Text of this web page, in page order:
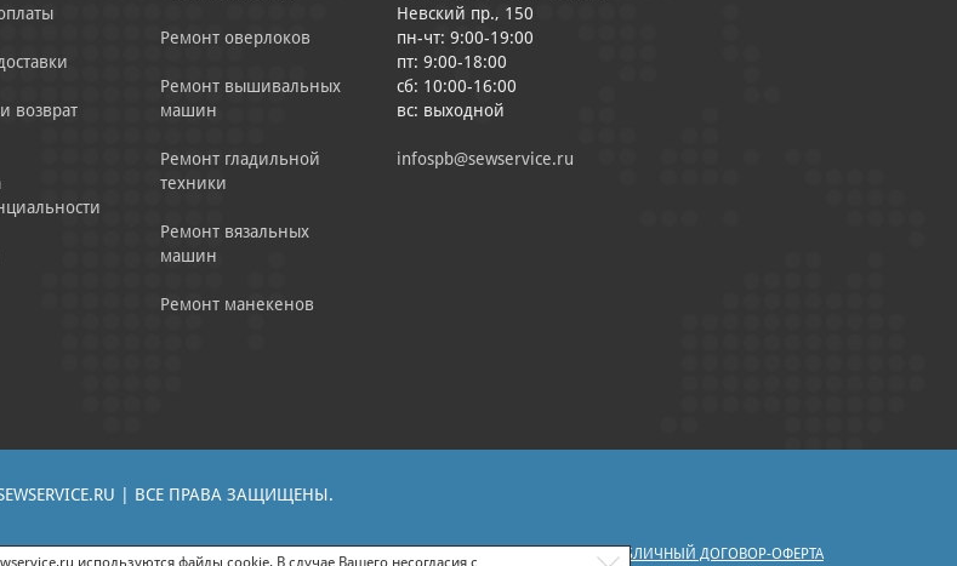
возврат
Ремонт оверлоков
Ремонт вышивальных
машин
Ремонт гладильной
техники
Ремонт вязальных
машин
Ремонт манекенов
Невский пр., 150
пн-чт: 9:00-19:00
пт: 9:00-18:00
сб: 10:00-16:00
вс: выходной
infospb@sewservice.ru
| ВСЕ ПРАВА ЗАЩИЩЕНЫ.
МАТЕРИАЛОВ | СОГЛАСИЕ НА ОБРАБОТКУ ПЕРСОНАЛЬНЫХ ДАННЫХ | ПУБЛИЧНЫЙ ДОГОВОР-ОФЕРТА
используются файлы cookie. В случае Вашего несогласия с